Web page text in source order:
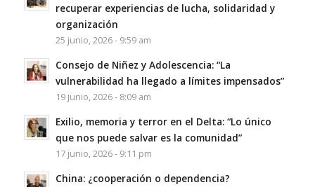
recuperar experiencias de lucha, solidaridad y
organización
25 junio, 2026 - 9:59 am
Consejo de Niñez y Adolescencia: “La
vulnerabilidad ha llegado a límites impensados”
19 junio, 2026 - 8:09 am
Exilio, memoria y terror en el Delta: “Lo único
que nos puede salvar es la comunidad”
17 junio, 2026 - 9:11 pm
China: ¿cooperación o dependencia?